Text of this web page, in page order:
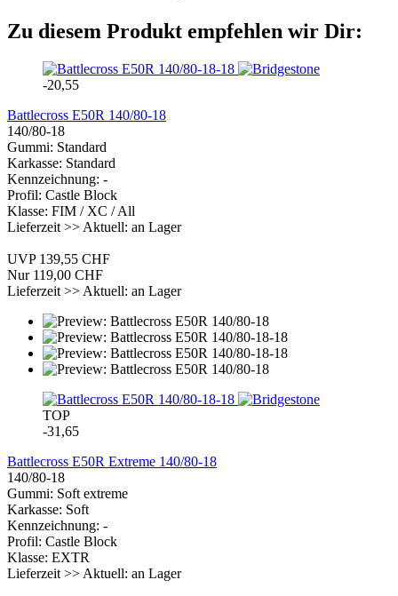
Zu diesem Produkt empfehlen wir Dir:
-20,55
Battlecross E50R 140/80-18
140/80-18
Gummi: Standard
Karkasse: Standard
Kennzeichnung: -
Profil: Castle Block
Klasse: FIM / XC / All
Lieferzeit >> Aktuell: an Lager
UVP 139,55 CHF
Nur 119,00 CHF
Lieferzeit >> Aktuell: an Lager
TOP
-31,65
Battlecross E50R Extreme 140/80-18
140/80-18
Gummi: Soft extreme
Karkasse: Soft
Kennzeichnung: -
Profil: Castle Block
Klasse: EXTR
Lieferzeit >> Aktuell: an Lager